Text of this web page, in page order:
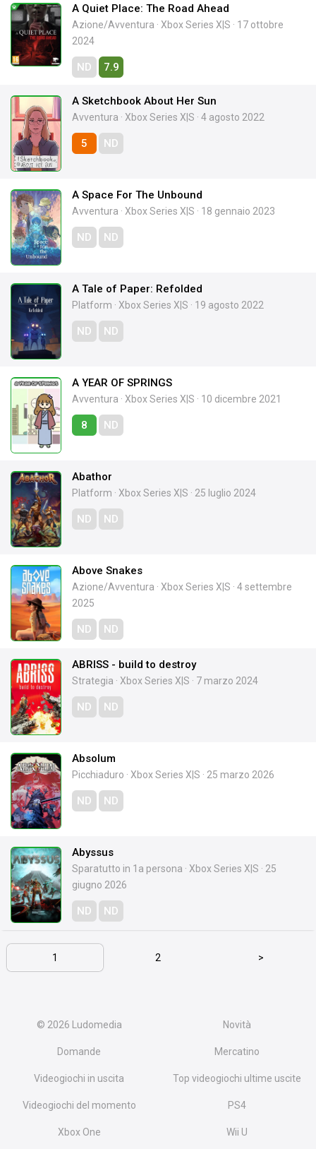
A Quiet Place: The Road Ahead
Azione/Avventura · Xbox Series X|S · 17 ottobre
2024
ND 7.9
A Sketchbook About Her Sun
Avventura · Xbox Series X|S · 4 agosto 2022
5 ND
A Space For The Unbound
Avventura · Xbox Series X|S · 18 gennaio 2023
ND ND
A Tale of Paper: Refolded
Platform · Xbox Series X|S · 19 agosto 2022
ND ND
A YEAR OF SPRINGS
Avventura · Xbox Series X|S · 10 dicembre 2021
8 ND
Abathor
Platform · Xbox Series X|S · 25 luglio 2024
ND ND
Above Snakes
Azione/Avventura · Xbox Series X|S · 4 settembre
2025
ND ND
ABRISS - build to destroy
Strategia · Xbox Series X|S · 7 marzo 2024
ND ND
Absolum
Picchiaduro · Xbox Series X|S · 25 marzo 2026
ND ND
Abyssus
Sparatutto in 1a persona · Xbox Series X|S · 25
giugno 2026
ND ND
1 2 >
© 2026 Ludomedia Novità
Domande Mercatino
Videogiochi in uscita Top videogiochi ultime uscite
Videogiochi del momento PS4
Xbox One Wii U